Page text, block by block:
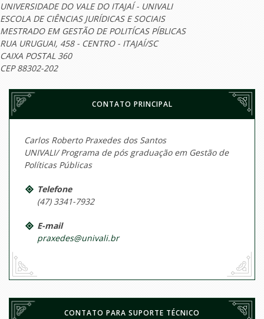
UNIVERSIDADE DO VALE DO ITAJAÍ - UNIVALI
ESCOLA DE CIÊNCIAS JURÍDICAS E SOCIAIS
MESTRADO EM GESTÃO DE POLITÍCAS PÍBLICAS
RUA URUGUAI, 458 - CENTRO - ITAJAÍ/SC
CAIXA POSTAL 360
CEP 88302-202
CONTATO PRINCIPAL
Carlos Roberto Praxedes dos Santos
UNIVALI/ Programa de pós graduação em Gestão de
Políticas Públicas
Telefone
(47) 3341-7932
E-mail
praxedes@univali.br
CONTATO PARA SUPORTE TÉCNICO